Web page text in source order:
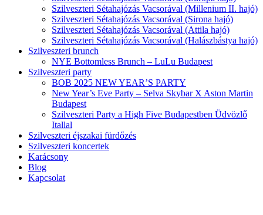
Szilveszteri Sétahajózás Vacsorával (Millenium II. hajó)
Szilveszteri Sétahajózás Vacsorával (Sirona hajó)
Szilveszteri Sétahajózás Vacsorával (Attila hajó)
Szilveszteri Sétahajózás Vacsorával (Halászbástya hajó)
Szilveszteri brunch
NYE Bottomless Brunch – LuLu Budapest
Szilveszteri party
BOB 2025 NEW YEAR’S PARTY
New Year’s Eve Party – Selva Skybar X Aston Martin
Budapest
Szilveszteri Party a High Five Budapestben Üdvözlő
Itallal
Szilveszteri éjszakai fürdőzés
Szilveszteri koncertek
Karácsony
Blog
Kapcsolat